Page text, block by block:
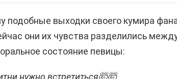
подобные выходки своего кумира
они их чувства разделились
состояние певицы:
нужно встретиться🤯🤯